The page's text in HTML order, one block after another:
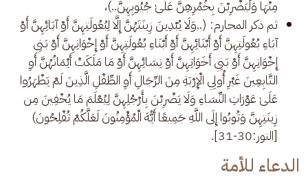
مِنْهَا وَلْيَضْرِبْنَ بِخُمُرِهِنَّ عَلَىٰ جُيُوبِهِنَّ..)،
ثم ذكر المحارم: (..وَلَا يُبْدِينَ زِينَتَهُنَّ إِلَّا لِبُعُولَتِهِنَّ أَوْ آبَائِهِنَّ أَوْ
آبَاءِ بُعُولَتِهِنَّ أَوْ أَبْنَائِهِنَّ أَوْ أَبْنَاءِ بُعُولَتِهِنَّ أَوْ إِخْوَانِهِنَّ أَوْ بَنِي
إِخْوَانِهِنَّ أَوْ بَنِي أَخَوَاتِهِنَّ أَوْ نِسَائِهِنَّ أَوْ مَا مَلَكَتْ أَيْمَانُهُنَّ أَوِ
التَّابِعِينَ غَيْرِ أُولِي الْإِرْبَةِ مِنَ الرِّجَالِ أَوِ الطِّفْلِ الَّذِينَ لَمْ يَظْهَرُوا
عَلَىٰ عَوْرَاتِ النِّسَاءِ وَلَا يَضْرِبْنَ بِأَرْجُلِهِنَّ لِيُعْلَمَ مَا يُخْفِينَ مِن
زِينَتِهِنَّ وَتُوبُوا إِلَى اللَّهِ جَمِيعًا أَيُّهَ الْمُؤْمِنُونَ لَعَلَّكُمْ تُفْلِحُونَ)
[النور:30-31].
الدعاء للأمة